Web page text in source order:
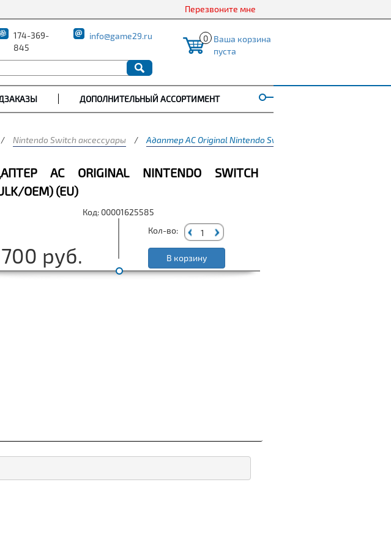
Перезвоните мне
174-369-
845
info@game29.ru 0 Ваша корзина
пуста
ДОПОЛНИТЕЛЬНЫЙ АССОРТИМЕНТ
/ Nintendo Switch аксессуары / Адаптер AC Original Nintendo Switch (Bulk/OEM) (EU)
AC ORIGINAL NINTENDO SWITCH
OEM) (EU)
Код: 00001625585
руб.
Кол-во:
В корзину